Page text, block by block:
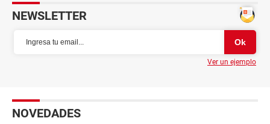
NEWSLETTER
Ver un ejemplo
NOVEDADES